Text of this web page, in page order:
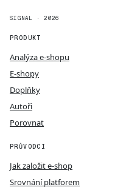
SIGNAL · 2026
PRODUKT
Analýza e-shopu
E-shopy
Doplňky
Autoři
Porovnat
PRŮVODCI
Jak založit e-shop
Srovnání platforem